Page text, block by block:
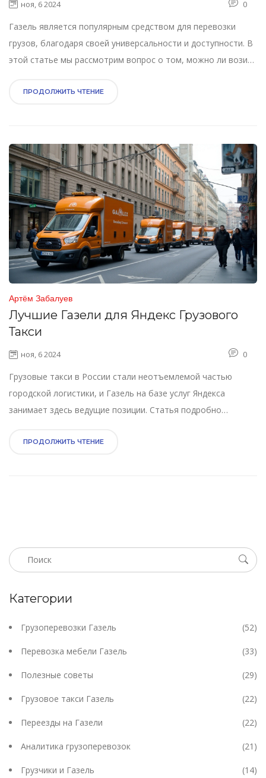
ноя, 6 2024 0
Газель является популярным средством для перевозки
грузов, благодаря своей универсальности и доступности. В
этой статье мы рассмотрим вопрос о том, можно ли возить
весу, какие риски это может включать и какие
учесть при больших нагрузках.
ПРОДОЛЖИТЬ ЧТЕНИЕ
Артём Забалуев
Лучшие Газели для Яндекс Грузового
Такси
ноя, 6 2024 0
Грузовые такси в России стали неотъемлемой частью
городской логистики, и Газель на базе услуг Яндекса
занимает здесь ведущие позиции. Статья подробно
востребованы для этих задач, их характеристики и
критерии.
ПРОДОЛЖИТЬ ЧТЕНИЕ
Категории
Грузоперевозки Газель (52)
Перевозка мебели Газель (33)
Полезные советы (29)
Грузовое такси Газель (22)
Переезды на Газели (22)
Аналитика грузоперевозок (21)
Грузчики и Газель (14)